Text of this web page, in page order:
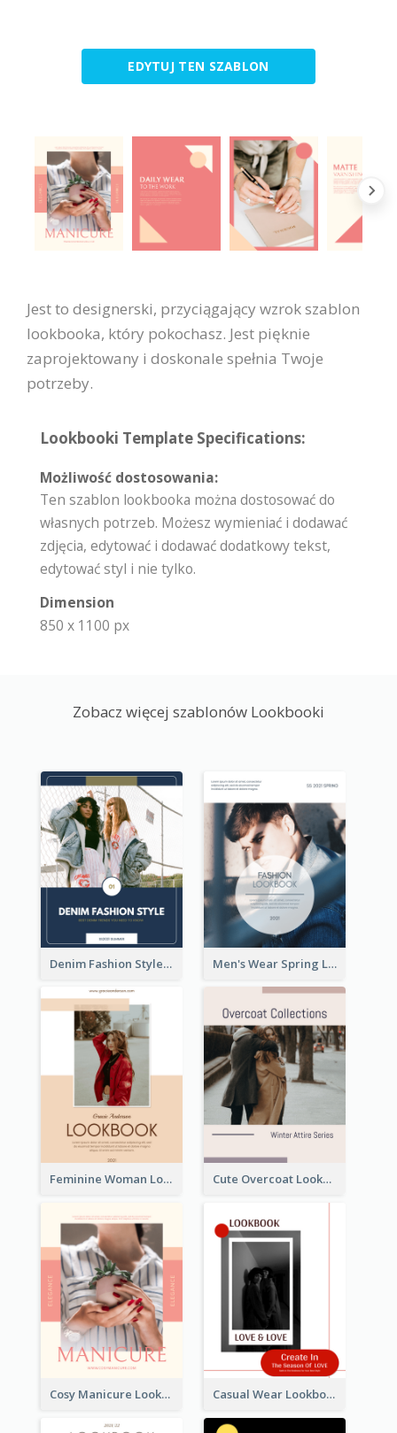
EDYTUJ TEN SZABLON
Jest to designerski, przyciągający wzrok szablon
lookbooka, który pokochasz. Jest pięknie
zaprojektowany i doskonale spełnia Twoje
potrzeby.
Lookbooki Template Specifications:
Możliwość dostosowania:
Ten szablon lookbooka można dostosować do
własnych potrzeb. Możesz wymieniać i dodawać
zdjęcia, edytować i dodawać dodatkowy tekst,
edytować styl i nie tylko.
Dimension
850 x 1100 px
Zobacz więcej szablonów Lookbooki
Denim Fashion Style Lookbook Men's Wear Spring Lookbook
Feminine Woman Lookbook Cute Overcoat Lookbook
Cosy Manicure Lookbook Casual Wear Lookbook